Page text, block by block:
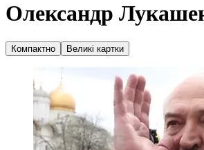
Олександр
Компактно Великі картки